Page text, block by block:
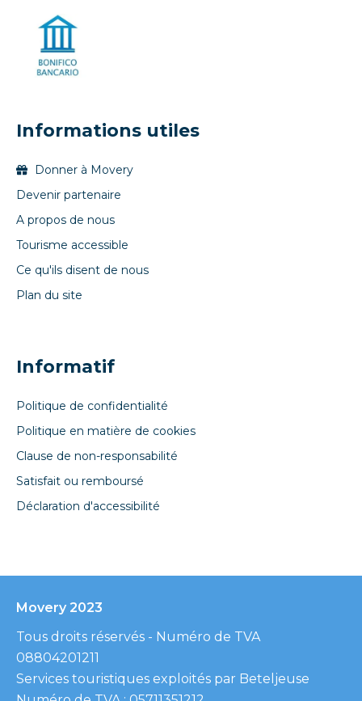
Informations utiles
Donner à Movery
Devenir partenaire
A propos de nous
Tourisme accessible
Ce qu'ils disent de nous
Plan du site
Informatif
Politique de confidentialité
Politique en matière de cookies
Clause de non-responsabilité
Satisfait ou remboursé
Déclaration d'accessibilité
Movery 2023
Tous droits réservés - Numéro de TVA
08804201211
Services touristiques exploités par Beteljeuse